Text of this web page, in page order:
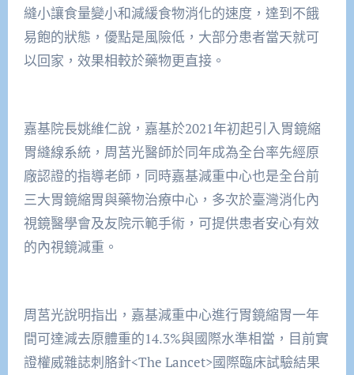
縫小讓食量變小和減緩食物消化的速度，達到不餓
易飽的狀態，優點是風險低，大部分患者當天就可
以回家，效果相較於藥物更直接。
嘉基院長姚維仁說，嘉基於2021年初起引入胃鏡縮
胃縫線系統，周莒光醫師於同年成為全台率先經原
廠認證的指導老師，同時嘉基減重中心也是全台前
三大胃鏡縮胃與藥物治療中心，多次於臺灣消化內
視鏡醫學會及友院示範手術，可提供患者安心有效
的內視鏡減重。
周莒光說明指出，嘉基減重中心進行胃鏡縮胃一年
間可達減去原體重的14.3%與國際水準相當，目前實
證權威雜誌刺胳針<The Lancet>國際臨床試驗結果